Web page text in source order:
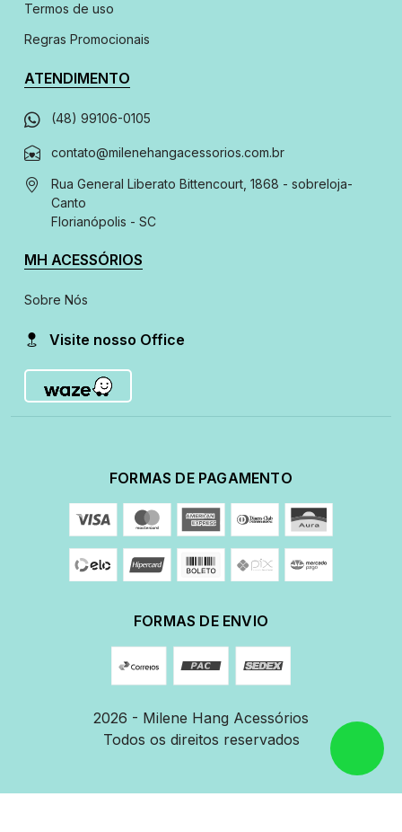
Termos de uso
Regras Promocionais
ATENDIMENTO
(48) 99106-0105
contato@milenehangacessorios.com.br
Rua General Liberato Bittencourt, 1868 - sobreloja-
Canto
Florianópolis - SC
MH ACESSÓRIOS
Sobre Nós
Visite nosso Office
FORMAS DE PAGAMENTO
2026 - Milene Hang Acessórios
Todos os direitos reservados
FORMAS DE ENVIO